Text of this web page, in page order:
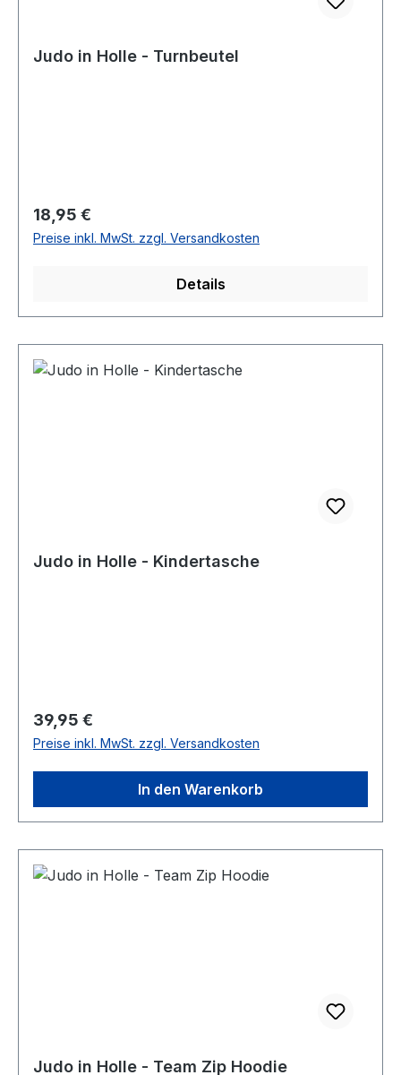
Judo in Holle - Turnbeutel
Regulärer Preis:
18,95 €
Preise inkl. MwSt. zzgl. Versandkosten
Details
Judo in Holle - Kindertasche
Regulärer Preis:
39,95 €
Preise inkl. MwSt. zzgl. Versandkosten
In den Warenkorb
Judo in Holle - Team Zip Hoodie